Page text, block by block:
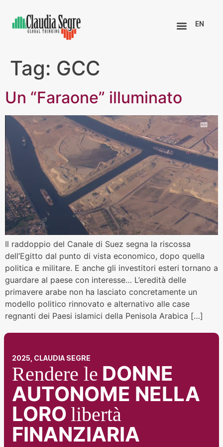
EN
Tag: GCC
Un “Faraone” illuminato
Il raddoppio del Canale di Suez segna la riscossa
dell’Egitto dal punto di vista economico, dopo quella
politica e militare. E anche gli investitori esteri tornano a
guardare al paese con interesse… L’eredità delle
primavere arabe non ha lasciato concretamente un
modello politico rinnovato e alternativo alle case
regnanti dei Paesi islamici della Penisola Arabica […]
2025, CLAUDIA SEGRE
Rendere le DONNE
AUTONOME NELLA
LORO libertà
FINANZIARIA